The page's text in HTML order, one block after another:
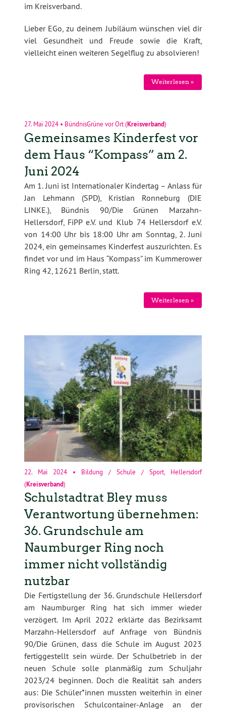
im Kreisverband.
Lieber EGo, zu deinem Jubiläum wünschen viel dir
viel Gesundheit und Freude sowie die Kraft,
vielleicht einen weiteren Segelflug zu absolvieren!
Weiterlesen »
27. Mai 2024 • BündnisGrüne vor Ort(Kreisverband)
Gemeinsames Kinderfest vor
dem Haus “Kompass” am 2.
Juni 2024
Am 1. Juni ist Internationaler Kindertag – Anlass für
Jan Lehmann (SPD), Kristian Ronneburg (DIE
LINKE.), Bündnis 90/Die Grünen Marzahn-
Hellersdorf, FiPP e.V. und Klub 74 Hellersdorf e.V.
von 14:00 Uhr bis 18:00 Uhr am Sonntag, 2. Juni
2024, ein gemeinsames Kinderfest auszurichten. Es
findet vor und im Haus “Kompass” im Kummerower
Ring 42, 12621 Berlin, statt.
Weiterlesen »
22. Mai 2024 • Bildung / Schule / Sport
Hellersdorf
(Kreisverband)
Schulstadtrat Bley muss
Verantwortung übernehmen:
36. Grundschule am
Naumburger Ring noch
immer nicht vollständig
nutzbar
Die Fertigstellung der 36. Grundschule Hellersdorf
am Naumburger Ring hat sich immer wieder
verzögert. Im April 2022 erklärte das Bezirksamt
Marzahn-Hellersdorf auf Anfrage von Bündnis
90/Die Grünen, dass die Schule im August 2023
fertiggestellt sein würde. Der Schulbetrieb in der
neuen Schule solle planmäßig zum Schuljahr
2023/24 beginnen. Doch die Realität sah anders
aus: Die Schüler*innen mussten weiterhin in einer
provisorischen Schulcontainer-Anlage an der